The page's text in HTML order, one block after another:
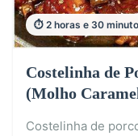
⏱️ 2 horas e 30
Costelinha de
(Molho
Costelinha de